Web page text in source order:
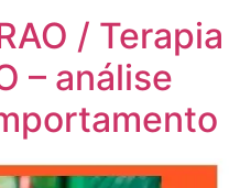
/ Terapia
– análise